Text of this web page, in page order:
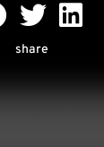
share